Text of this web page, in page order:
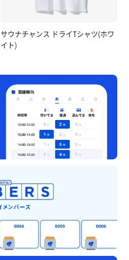
サウナチャンス ドライTシャツ(ホワ
イト)